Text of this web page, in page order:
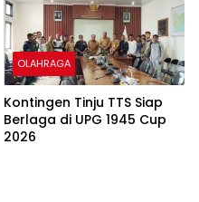
OLAHRAGA
Kontingen Tinju TTS Siap
Berlaga di UPG 1945 Cup
2026